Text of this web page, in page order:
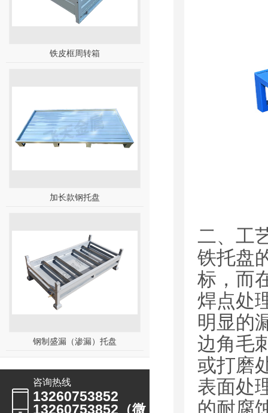
铁皮框周转箱
加长款钢托盘
钢制盛漏（渗漏）托盘
咨询热线
13260753852
13260753852（微
二、工
铁托盘
标，而
焊点处
明显的
边角毛
或打磨
表面处
的耐腐